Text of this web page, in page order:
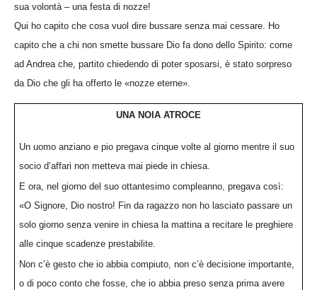
sua volontà – una festa di nozze!
Qui ho capito che cosa vuol dire bussare senza mai cessare. Ho
capito che a chi non smette bussare Dio fa dono dello Spirito: come
ad Andrea che, partito chiedendo di poter sposarsi, è stato sorpreso
da Dio che gli ha offerto le «nozze eterne».
UNA NOIA ATROCE
Un uomo anziano e pio pregava cinque volte al giorno mentre il suo
socio d’affari non metteva mai piede in chiesa.
E ora, nel giorno del suo ottantesimo compleanno, pregava così:
«O Signore, Dio nostro! Fin da ragazzo non ho lasciato passare un
solo giorno senza venire in chiesa la mattina a recitare le preghiere
alle cinque scadenze prestabilite.
Non c’è gesto che io abbia compiuto, non c’è decisione importante,
o di poco conto che fosse, che io abbia preso senza prima avere